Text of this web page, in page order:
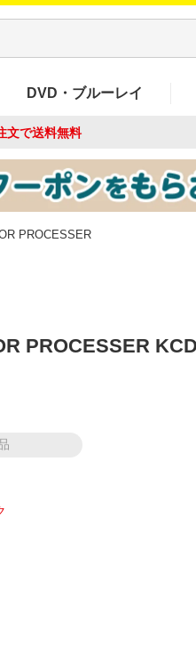
DVD・ブルーレイ
文で送料無料
PROCESSER
PROCESSER